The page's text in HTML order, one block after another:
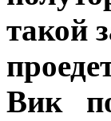
такой
Вик